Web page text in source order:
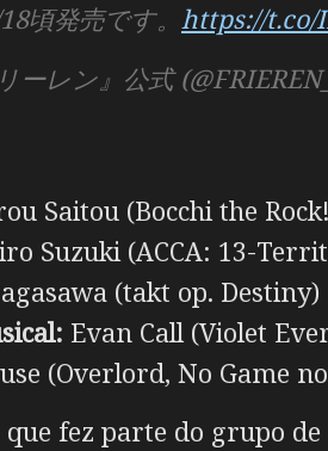
頃発売です。 https://t.co/
ーレン』公式
Saitou (Bocchi the
Suzuki (ACCA: 13-
(takt op. Destiny)
Evan Call (Violet
(Overlord, No Game
fez parte do grupo